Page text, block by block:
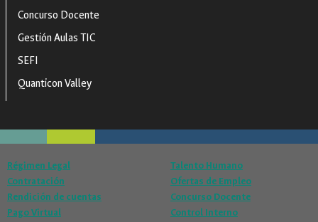
Concurso Docente
Gestión Aulas TIC
SEFI
Quanticon Valley
Régimen Legal
Contratación
Rendición de cuentas
Pago Virtual
Talento Humano
Ofertas de Empleo
Concurso Docente
Control Interno